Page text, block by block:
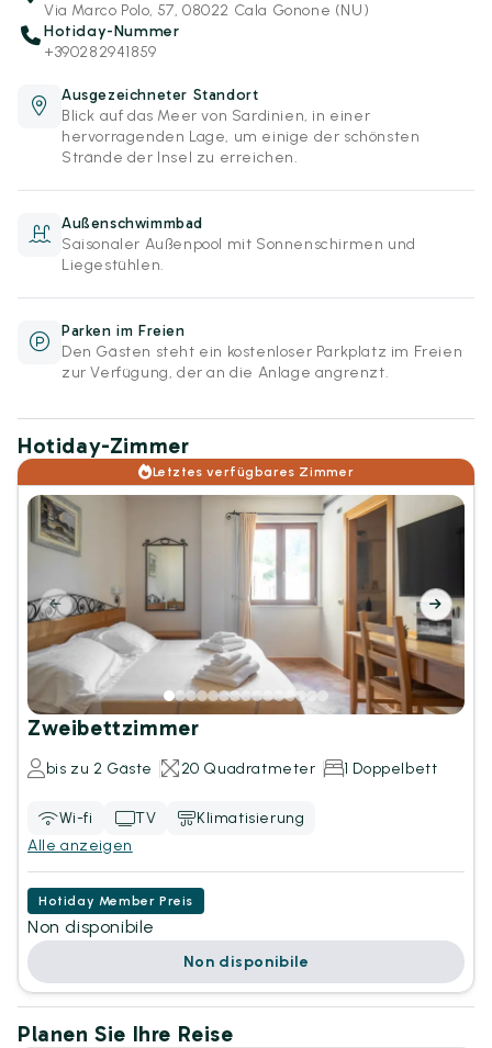
Via Marco Polo, 57, 08022 Cala Gonone (NU)
Hotiday-Nummer
+390282941859
Ausgezeichneter Standort
Blick auf das Meer von Sardinien, in einer
hervorragenden Lage, um einige der schönsten
Strände der Insel zu erreichen.
Außenschwimmbad
Saisonaler Außenpool mit Sonnenschirmen und
Liegestühlen.
Parken im Freien
Den Gästen steht ein kostenloser Parkplatz im Freien
zur Verfügung, der an die Anlage angrenzt.
Hotiday-Zimmer
Letztes verfügbares Zimmer
Zweibettzimmer
bis zu 2 Gäste 20 Quadratmeter 1 Doppelbett
Wi-fi TV
Klimatisierung
Alle anzeigen
Hotiday Member Preis
Non disponibile
Non disponibile
Planen Sie Ihre Reise